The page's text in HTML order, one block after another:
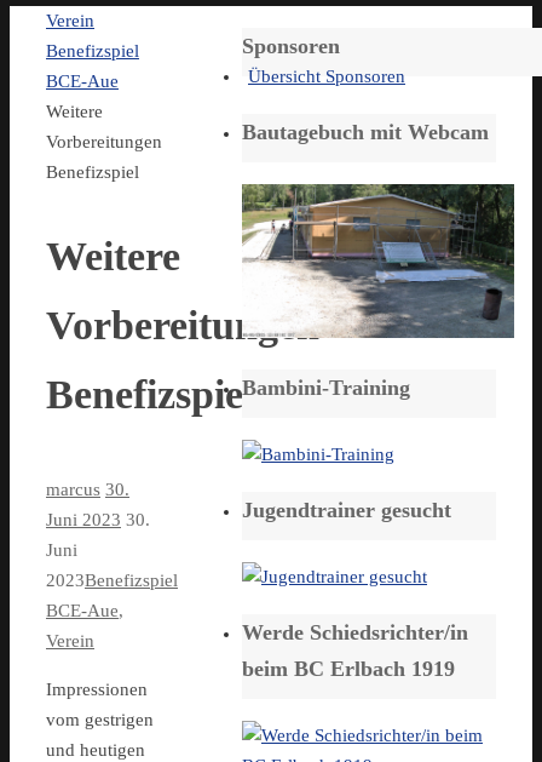
Start
Verein
Benefizspiel
BCE-Aue
Weitere
Vorbereitungen
Benefizspiel
Weitere
Vorbereitungen
Benefizspiel
marcus 30.
Juni 2023 30.
Juni
2023Benefizspiel
BCE-Aue,
Verein
Impressionen
vom gestrigen
und heutigen
Sponsoren
Übersicht Sponsoren
Bautagebuch mit Webcam
Bambini-Training
Jugendtrainer gesucht
Werde Schiedsrichter/in
beim BC Erlbach 1919